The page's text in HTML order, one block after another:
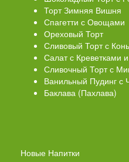
Торт Зимняя Вишня
Спагетти с Овощами
Ореховый Торт
Сливовый Торт с
Салат с Креветками
Сливочный Торт с
Ванильный Пудинг с
Баклава (Пахлава)
Новые Напитки